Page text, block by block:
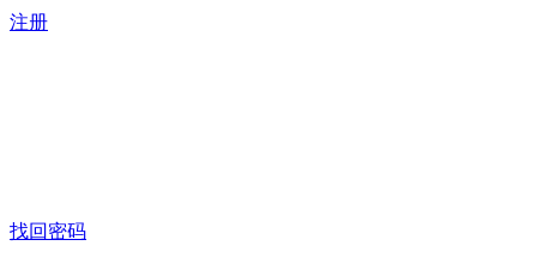
注册
找回密码